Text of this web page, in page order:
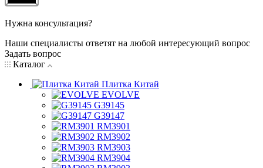
Нужна консультация?
Наши специалисты ответят на любой интересующий вопрос
Задать вопрос
Каталог
Плитка Китай
EVOLVE
G39145
G39147
RM3901
RM3902
RM3903
RM3904